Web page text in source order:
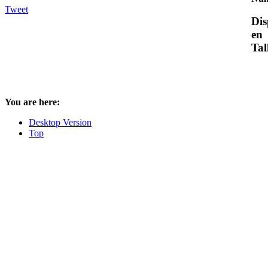
Tweet
en
You are here:
Desktop Version
Top